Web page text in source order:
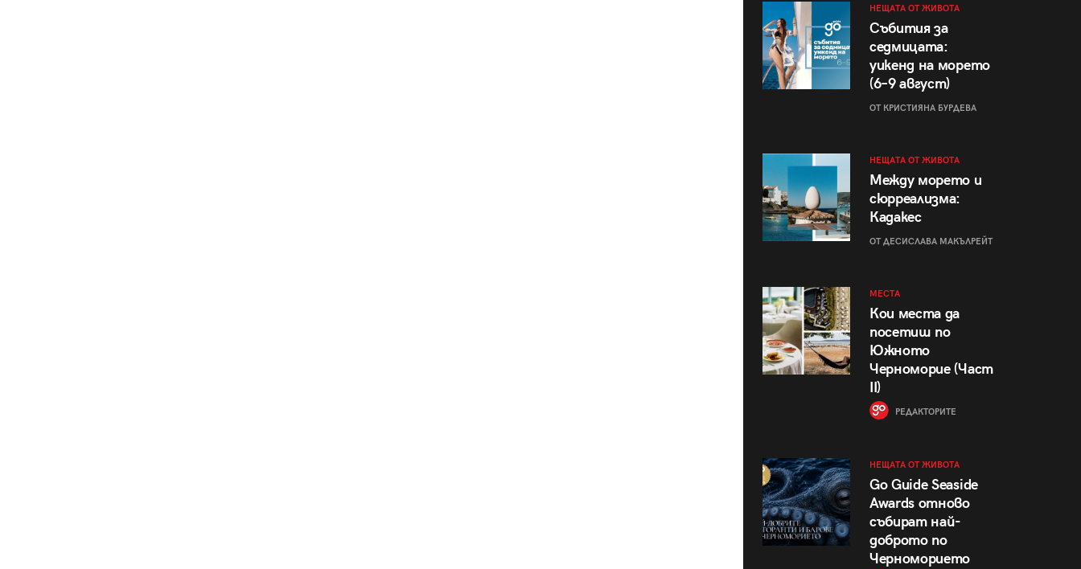
НЕЩАТА ОТ ЖИВОТА
Събития за
седмицата:
уикенд на морето
(6–9 август)
ОТ КРИСТИЯНА БУРДЕВА
НЕЩАТА ОТ ЖИВОТА
Между морето и
сюрреализма:
Кадакес
ОТ ДЕСИСЛАВА МАКЪЛРЕЙТ
МЕСТА
Кои места да
посетиш по
Южното
Черноморие (Част
II)
РЕДАКТОРИТЕ
НЕЩАТА ОТ ЖИВОТА
Go Guide Seaside
Awards отново
събират най-
доброто по
Черноморието